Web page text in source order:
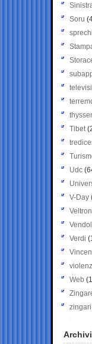
Soru
sprechi
Tibet
Udc
V-Day
Verdi
Web
zingari
Archivi